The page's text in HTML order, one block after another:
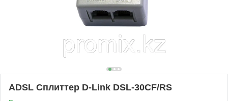
ADSL Сплиттер D-Link DSL-30CF/RS